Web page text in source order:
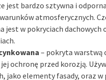
jest bardzo sztywna i
atmosferycznych.
jest w pokryciach dachowych
– pokryta warstwą
ochronę przed korozją.
jako elementy fasady, oraz w